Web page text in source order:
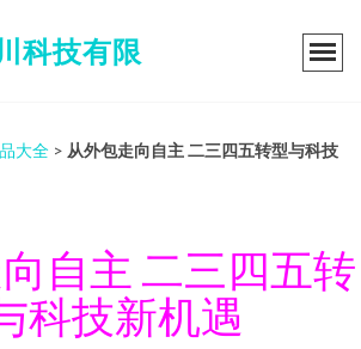
科技有限
大全 > 从外包走向自主 二三四五转型与科技
自主 二三四五转
科技新机遇